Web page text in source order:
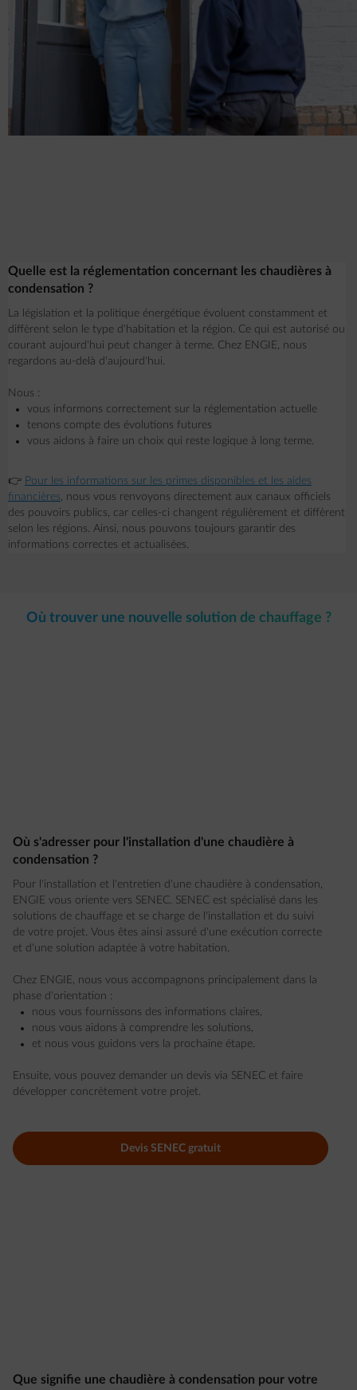
Quelle est la réglementation concernant les chaudières à
condensation ?
La législation et la politique énergétique évoluent constamment et
diffèrent selon le type d'habitation et la région. Ce qui est autorisé ou
courant aujourd'hui peut changer à terme. Chez ENGIE, nous
regardons au-delà d'aujourd'hui.
Nous :
vous informons correctement sur la réglementation actuelle
tenons compte des évolutions futures
vous aidons à faire un choix qui reste logique à long terme.
👉 Pour les informations sur les primes disponibles et les aides
financières, nous vous renvoyons directement aux canaux officiels
des pouvoirs publics, car celles-ci changent régulièrement et diffèrent
selon les régions. Ainsi, nous pouvons toujours garantir des
informations correctes et actualisées.
Où trouver une nouvelle solution de chauffage ?
Où s'adresser pour l'installation d'une chaudière à
condensation ?
Pour l'installation et l'entretien d'une chaudière à condensation,
ENGIE vous oriente vers SENEC. SENEC est spécialisé dans les
solutions de chauffage et se charge de l'installation et du suivi
de votre projet. Vous êtes ainsi assuré d'une exécution correcte
et d'une solution adaptée à votre habitation.
Chez ENGIE, nous vous accompagnons principalement dans la
phase d'orientation :
nous vous fournissons des informations claires,
nous vous aidons à comprendre les solutions,
et nous vous guidons vers la prochaine étape.
Ensuite, vous pouvez demander un devis via SENEC et faire
développer concrètement votre projet.
Devis SENEC gratuit
Que signifie une chaudière à condensation pour votre